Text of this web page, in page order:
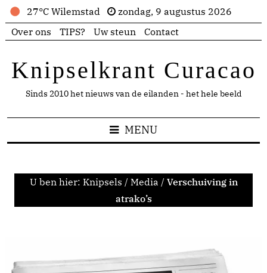
27°C Wilemstad
zondag, 9 augustus 2026
Over ons
TIPS? Uw steun Contact
Knipselkrant Curacao
Sinds 2010 het nieuws van de eilanden - het hele beeld
MENU
U ben hier: Knipsels / Media / Verschuiving in
atrako’s